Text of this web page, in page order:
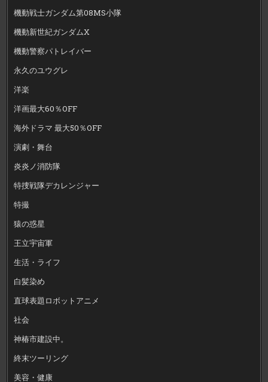
機動戦士ガンダム第08MS小隊
機動新世紀ガンダムX
機動警察パトレイバー
永久のユウグレ
洋楽
洋画最大60％OFF
海外ドラマ 最大50％OFF
演劇・舞台
炎炎ノ消防隊
特捜戦隊デカレンジャー
特撮
猿の惑星
王立宇宙軍
生活・ライフ
白髪染め
直球表題ロボットアニメ
社会
神椿市建設中。
終末ツーリング
美容・健康